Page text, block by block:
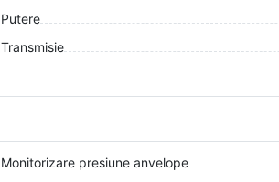
Putere
Transmisie
Monitorizare presiune anvelope